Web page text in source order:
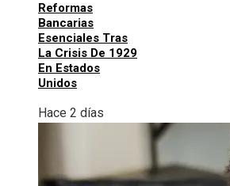
Reformas
Bancarias
Esenciales Tras
La Crisis De 1929
En Estados
Unidos
Hace 2 días